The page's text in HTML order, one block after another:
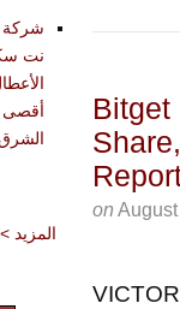
Bitget
on
شركة
نت
<< المزيد